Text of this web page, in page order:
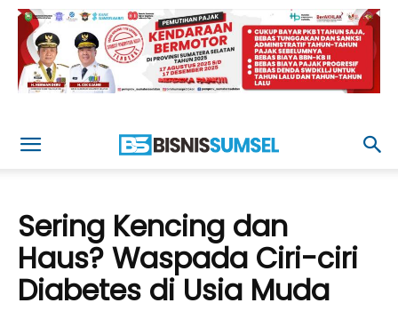
Sering Kencing dan
Haus? Waspada Ciri-ciri
Diabetes di Usia Muda